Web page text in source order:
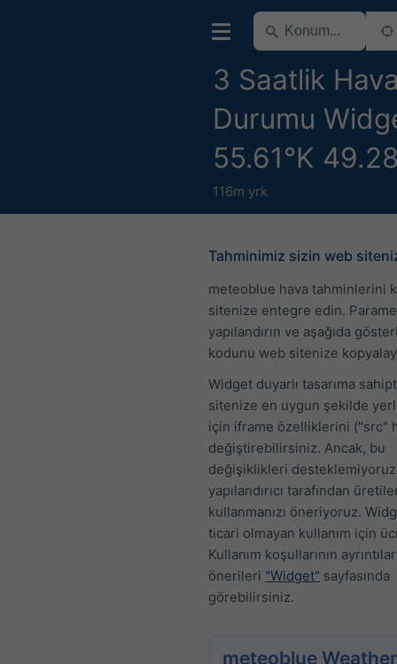
3 Saatlik
Durumu
55.61°K
116m yrk
Tahminimiz sizin web
meteoblue hava tahminlerini
sitenize entegre edin.
yapılandırın ve aşağıda
kodunu web sitenize
Widget duyarlı tasarıma
sitenize en uygun şekilde
için iframe özelliklerini ("src"
değiştirebilirsiniz. Ancak, bu
değişiklikleri
yapılandırıcı tarafından
kullanmanızı öneriyoruz.
ticari olmayan kullanım için
Kullanım koşullarının
önerileri "Widget" sayfasında
görebilirsiniz.
meteoblue